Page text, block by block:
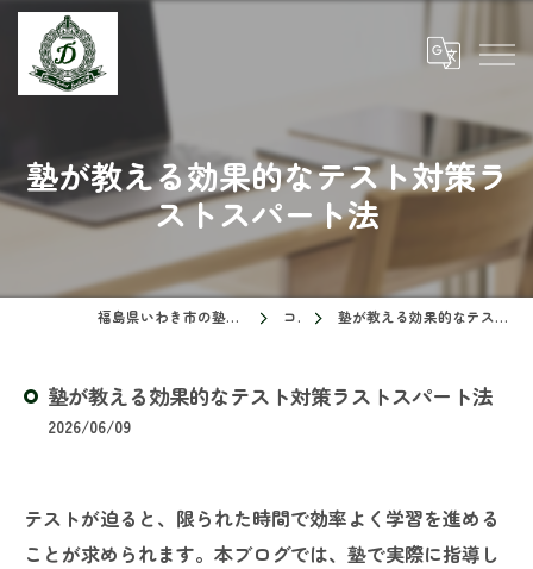
塾が教える効果的なテスト対策ラ
ストスパート法
福島県いわき市の塾ならドリームスクール コラム 塾が教える効果的なテスト対策ラストスパート法
塾が教える効果的なテスト対策ラストスパート法
2026/06/09
テストが迫ると、限られた時間で効率よく学習を進める
ことが求められます。本ブログでは、塾で実際に指導し